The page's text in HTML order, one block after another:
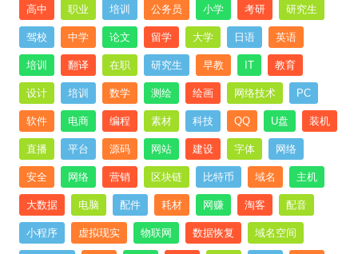
高中 职业 培训 公务员 小学 考研 研究生
驾校 中学 论文 留学 大学 日语 英语
培训 翻译 在职 研究生 早教 IT 教育
设计 培训 数学 测绘 绘画 网络技术 PC
软件 电商 编程 素材 科技 QQ U盘 装机
直播 平台 源码 网站 建设 字体 网络
安全 网络 营销 区块链 比特币 域名 主机
大数据 电脑 配件 耗材 网赚 淘客 配音
小程序 虚拟现实 物联网 数据恢复 域名空间